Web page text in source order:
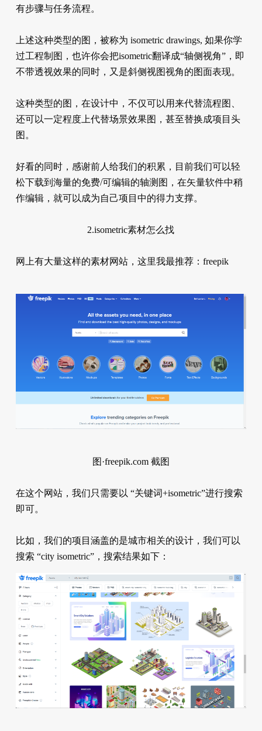
有步骤与任务流程。
上述这种类型的图，被称为 isometric drawings, 如果你学
过工程制图，也许你会把isometric翻译成“轴侧视角”，即
不带透视效果的同时，又是斜侧视图视角的图面表现。
这种类型的图，在设计中，不仅可以用来代替流程图、
还可以一定程度上代替场景效果图，甚至替换成项目头
图。
好看的同时，感谢前人给我们的积累，目前我们可以轻
松下载到海量的免费/可编辑的轴测图，在矢量软件中稍
作编辑，就可以成为自己项目中的得力支撑。
2.isometric素材怎么找
网上有大量这样的素材网站，这里我最推荐：freepik
图·freepik.com 截图
在这个网站，我们只需要以 “关键词+isometric”进行搜索
即可。
比如，我们的项目涵盖的是城市相关的设计，我们可以
搜索 “city isometric”，搜索结果如下：